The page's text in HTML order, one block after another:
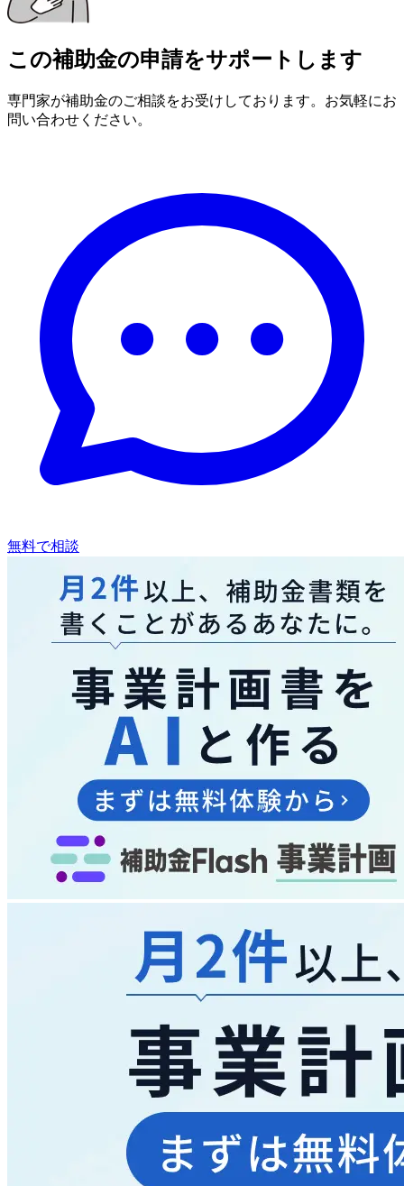
この補助金の申請をサポートします
専門家が補助金のご相談をお受けしております。お気軽にお
問い合わせください。
無料で相談